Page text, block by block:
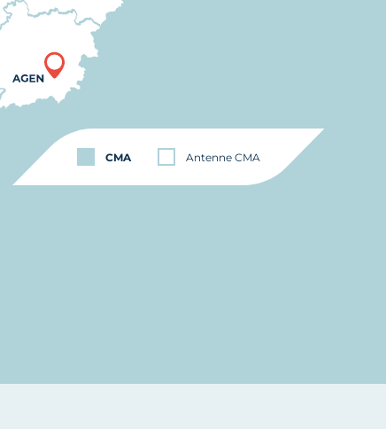
CMA Antenne CMA